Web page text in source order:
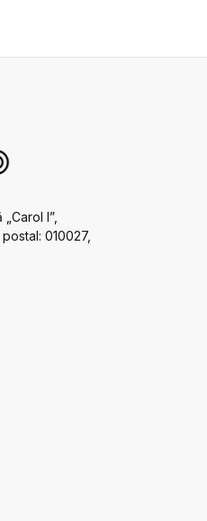
I”,
010027,